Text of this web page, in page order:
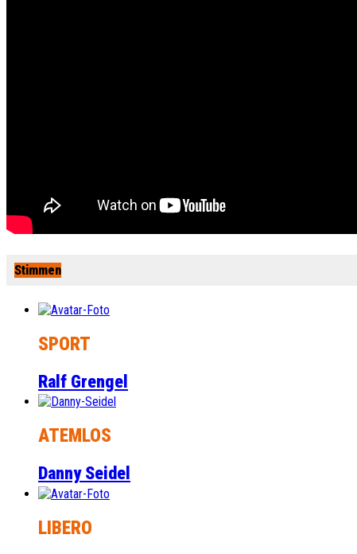
Stimmen
SPORT
Ralf Grengel
ATEMLOS
Danny Seidel
LIBERO